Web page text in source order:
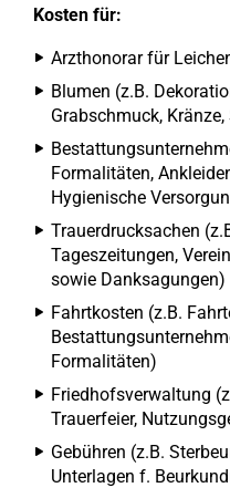
Kosten für:
Arzthonorar für
Blumen (z.B.
Grabschmuck,
Formalitäten,
Hygienische
Trauerdrucksachen
Tageszeitungen,
sowie Danksagungen)
Fahrtkosten (z.B.
Formalitäten)
Friedhofsverwaltung
Trauerfeier,
Gebühren (z.B.
Unterlagen f.